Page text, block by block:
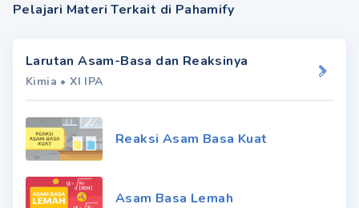
Pelajari Materi Terkait di Pahamify
Larutan Asam-Basa dan Reaksinya
Kimia •XI IPA
Reaksi Asam Basa Kuat
Asam Basa Lemah